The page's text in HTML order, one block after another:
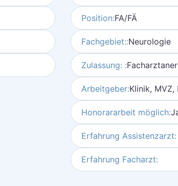
Position:FA/FÄ
Fachgebiet::Neurologie
Zulassung: :
Arbeitgeber:Klinik, MVZ,
Honorararbeit möglich:
Erfahrung Assistenzarzt:
Erfahrung Facharzt: